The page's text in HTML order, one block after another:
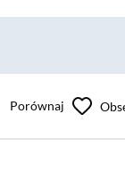
Porównaj